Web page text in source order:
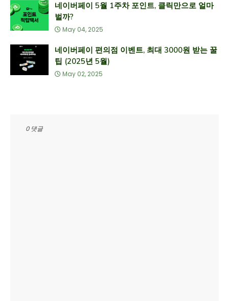
네이버페이 5월 1주차 포인트, 클릭만으로 얼마
벌까?
May 04, 2025
네이버페이 편의점 이벤트, 최대 3000원 받는 꿀
팁 (2025년 5월)
May 02, 2025
0 댓글